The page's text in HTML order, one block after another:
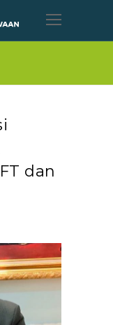
Open
Mobile
dan